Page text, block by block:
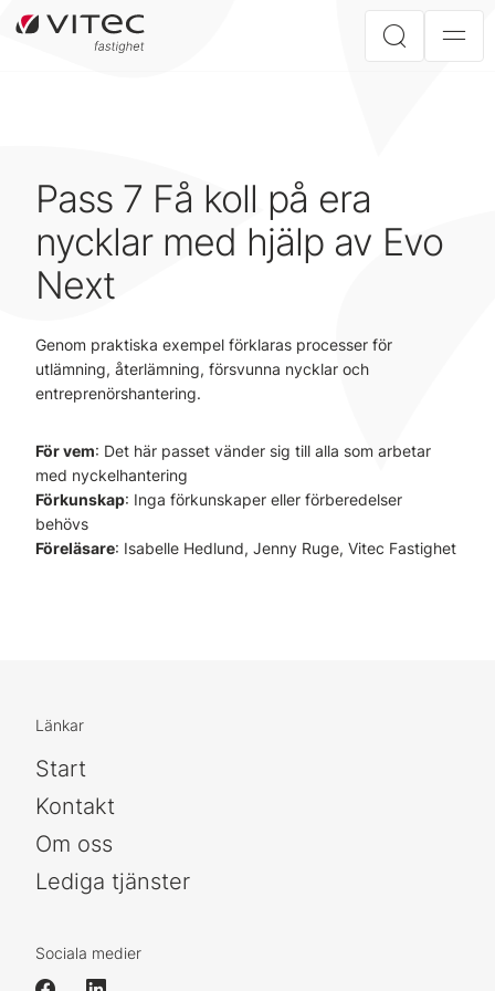
Pass 7 Få koll på era
nycklar med hjälp av Evo
Next
Genom praktiska exempel förklaras processer för
utlämning, återlämning, försvunna nycklar och
entreprenörshantering.
För vem: Det här passet vänder sig till alla som arbetar
med nyckelhantering
Förkunskap: Inga förkunskaper eller förberedelser
behövs
Föreläsare: Isabelle Hedlund, Jenny Ruge, Vitec Fastighet
Länkar
Start
Kontakt
Om oss
Lediga tjänster
Sociala medier